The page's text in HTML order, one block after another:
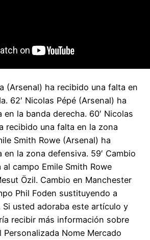
(Arsenal) ha recibido una falta en
62′ Nicolas Pépé (Arsenal) ha
la banda derecha. 60′ Nicolas
recibido una falta en la zona
Smith Rowe (Arsenal) ha
la zona defensiva. 59′ Cambio
campo Emile Smith Rowe
Özil. Cambio en Manchester
Phil Foden sustituyendo a
Si usted adoraba este artículo y
recibir más información sobre
Personalizada Nome Mercado